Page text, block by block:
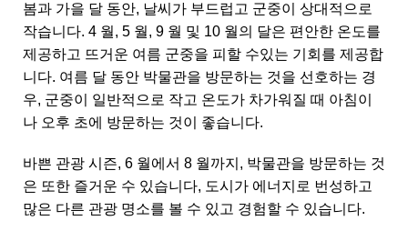
봄과 가을 달 동안, 날씨가 부드럽고 군중이 상대적으로
작습니다. 4 월, 5 월, 9 월 및 10 월의 달은 편안한 온도를
제공하고 뜨거운 여름 군중을 피할 수있는 기회를 제공합
니다. 여름 달 동안 박물관을 방문하는 것을 선호하는 경
우, 군중이 일반적으로 작고 온도가 차가워질 때 아침이
나 오후 초에 방문하는 것이 좋습니다.
바쁜 관광 시즌, 6 월에서 8 월까지, 박물관을 방문하는 것
은 또한 즐거운 수 있습니다, 도시가 에너지로 번성하고
많은 다른 관광 명소를 볼 수 있고 경험할 수 있습니다.